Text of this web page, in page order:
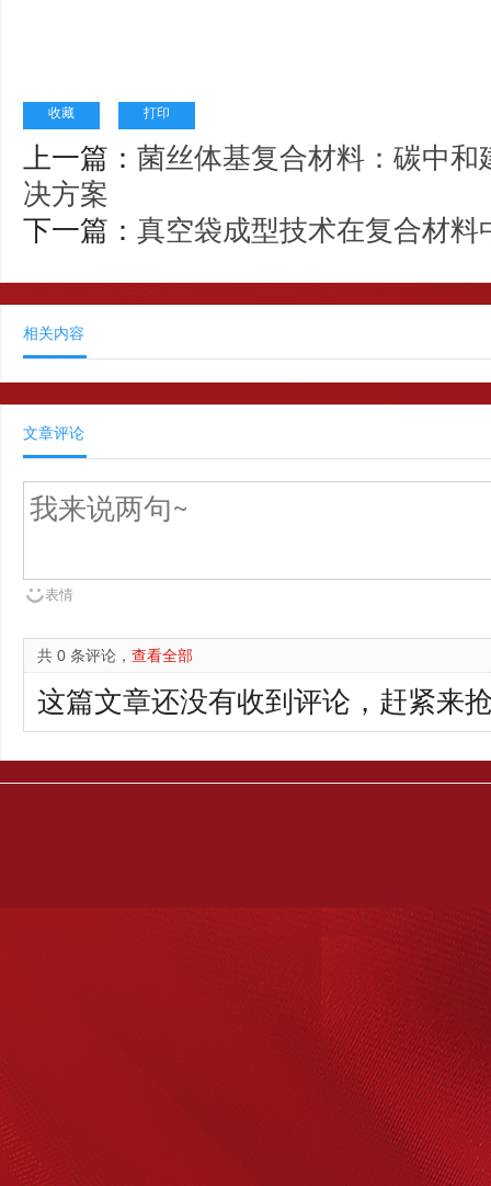
收藏 打印
上一篇： 菌丝体基复合材料：碳中
决方案
下一篇： 真空袋成型技术在复合材料
相关内容
文章评论
表情
共 0 条评论， 查看全部
这篇文章还没有收到评论，赶紧来